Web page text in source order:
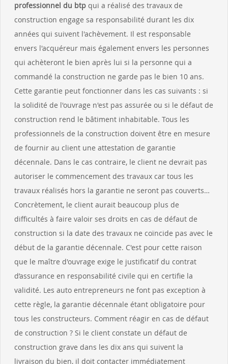
professionnel du btp qui a réalisé des travaux de
construction engage sa responsabilité durant les dix
années qui suivent l'achèvement. Il est responsable
envers l'acquéreur mais également envers les personnes
qui achèteront le bien après lui si la personne qui a
commandé la construction ne garde pas le bien 10 ans.
Cette garantie peut fonctionner dans les cas suivants : si
la solidité de l'ouvrage n'est pas assurée ou si le défaut de
construction rend le bâtiment inhabitable. Tous les
professionnels de la construction doivent être en mesure
de fournir au client une attestation de garantie
décennale. Dans le cas contraire, le client ne devrait pas
autoriser le commencement des travaux car tous les
travaux réalisés hors la garantie ne seront pas couverts…
Concrètement, le client aurait beaucoup plus de
difficultés à faire valoir ses droits en cas de défaut de
construction si la date des travaux ne coïncide pas avec le
début de la garantie décennale. C'est pour cette raison
que le maître d'ouvrage exige le justificatif du contrat
d’assurance en responsabilité civile qui en certifie la
validité. Les auto entrepreneurs ne font pas exception à
cette règle, la garantie décennale étant obligatoire pour
tous les constructeurs. Comment réagir en cas de défaut
de construction ? Si le client constate un défaut de
construction grave dans les dix ans qui suivent la
livraison du bien, il doit contacter immédiatement